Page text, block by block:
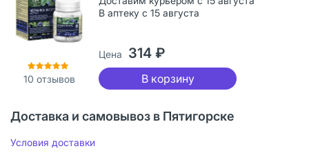
10 отзывов
В аптеку с 15 августа
Цена 314 ₽
В корзину
Доставка и самовывоз в Пятигорске
Условия доставки